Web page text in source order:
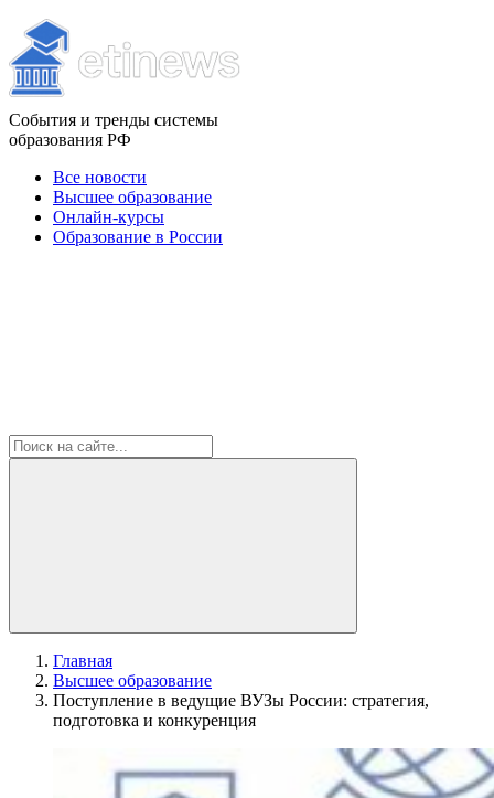
События и тренды системы
образования РФ
Все новости
Высшее образование
Онлайн-курсы
Образование в России
Главная
Высшее образование
Поступление в ведущие ВУЗы России: стратегия,
подготовка и конкуренция